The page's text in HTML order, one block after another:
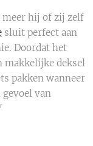
meer hij of zij zelf
sluit perfect aan
Doordat het
makkelijke deksel
pakken wanneer
van